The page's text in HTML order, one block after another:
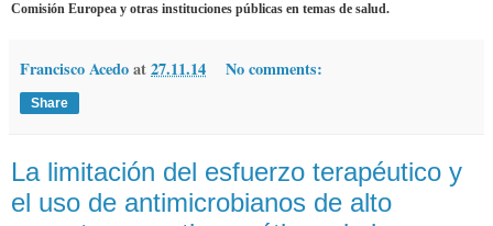
Comisión Europea y otras instituciones públicas en temas de salud.
Francisco Acedoat27.11.14 No comments:
Share
La limitación del esfuerzo terapéutico y
el uso de antimicrobianos de alto